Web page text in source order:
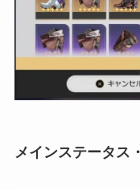
メインステータス